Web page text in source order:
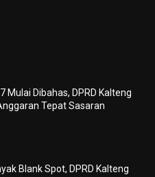
Mulai Dibahas, DPRD Kalteng
Tepat Sasaran
Blank Spot, DPRD Kalteng